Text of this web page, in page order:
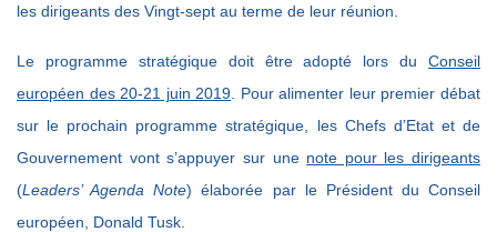
les dirigeants des Vingt-sept au terme de leur réunion.
Le programme stratégique doit être adopté lors du Conseil
européen des 20-21 juin 2019 . Pour alimenter leur premier débat
sur le prochain programme stratégique, les Chefs d’Etat et de
Gouvernement vont s’appuyer sur une note pour les dirigeants
(Leaders’ Agenda Note) élaborée par le Président du Conseil
européen, Donald Tusk.